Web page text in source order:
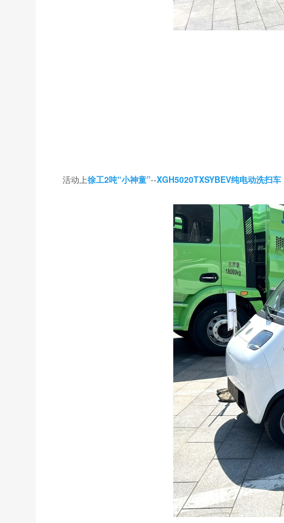
活动上徐工2吨“小神童”--XGH5020TXSYBEV纯电动洗扫车